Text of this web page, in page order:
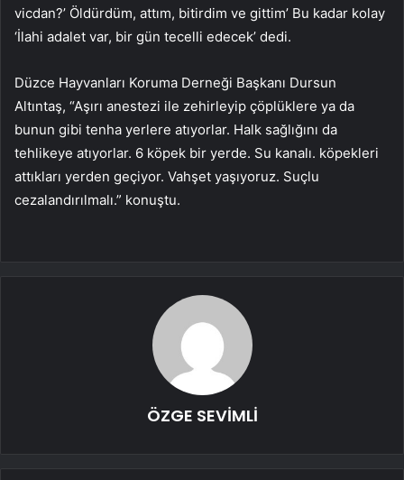
vicdan?’ Öldürdüm, attım, bitirdim ve gittim’ Bu kadar kolay
‘İlahi adalet var, bir gün tecelli edecek’ dedi.
Düzce Hayvanları Koruma Derneği Başkanı Dursun
Altıntaş, “Aşırı anestezi ile zehirleyip çöplüklere ya da
bunun gibi tenha yerlere atıyorlar. Halk sağlığını da
tehlikeye atıyorlar. 6 köpek bir yerde. Su kanalı. köpekleri
attıkları yerden geçiyor. Vahşet yaşıyoruz. Suçlu
cezalandırılmalı.” konuştu.
ÖZGE SEVİMLİ